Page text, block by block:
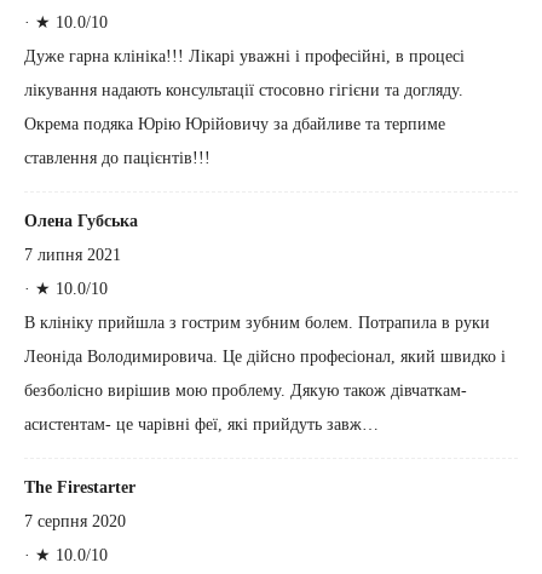
· ★ 10.0/10
Дуже гарна клініка!!! Лікарі уважні і професійні, в процесі
лікування надають консультації стосовно гігієни та догляду.
Окрема подяка Юрію Юрійовичу за дбайливе та терпиме
ставлення до пацієнтів!!!
Олена Губська
7 липня 2021
· ★ 10.0/10
В клініку прийшла з гострим зубним болем. Потрапила в руки
Леоніда Володимировича. Це дійсно професіонал, який швидко і
безболісно вирішив мою проблему. Дякую також дівчаткам-
асистентам- це чарівні феї, які прийдуть завж…
The Firestarter
7 серпня 2020
· ★ 10.0/10